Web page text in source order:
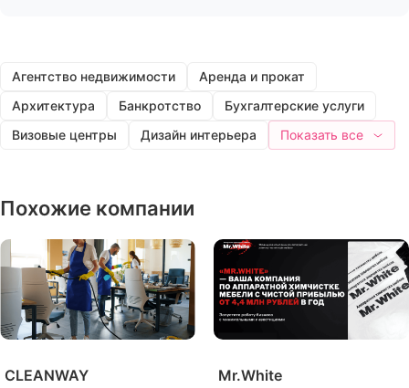
Агентство недвижимости
Аренда и прокат
Архитектура
Банкротство
Бухгалтерские услуги
Визовые центры
Дизайн интерьера Показать все
Похожие компании
CLEANWAY Mr.White